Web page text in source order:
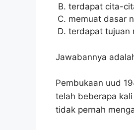
terdapat cita-
memuat dasar
terdapat tujuan
Jawabannya
Pembukaan uud
telah beberapa
tidak pernah